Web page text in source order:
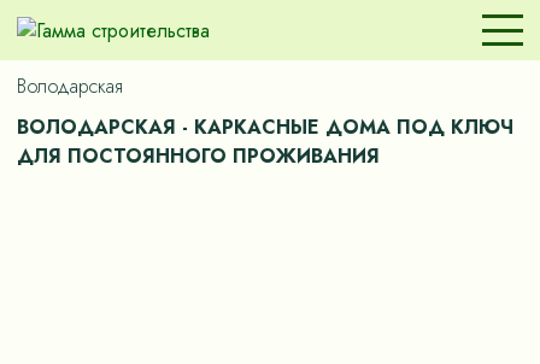
Володарская
ВОЛОДАРСКАЯ - КАРКАСНЫЕ ДОМА ПОД КЛЮЧ
ДЛЯ ПОСТОЯННОГО ПРОЖИВАНИЯ